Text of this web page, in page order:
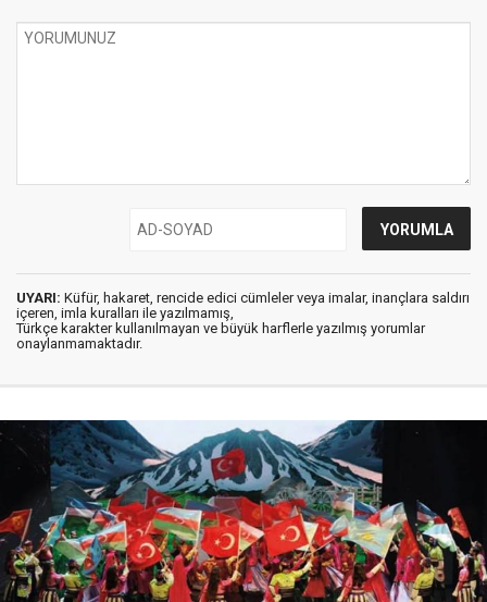
UYARI: Küfür, hakaret, rencide edici cümleler veya imalar, inançlara saldırı
içeren, imla kuralları ile yazılmamış,
Türkçe karakter kullanılmayan ve büyük harflerle yazılmış yorumlar
onaylanmamaktadır.